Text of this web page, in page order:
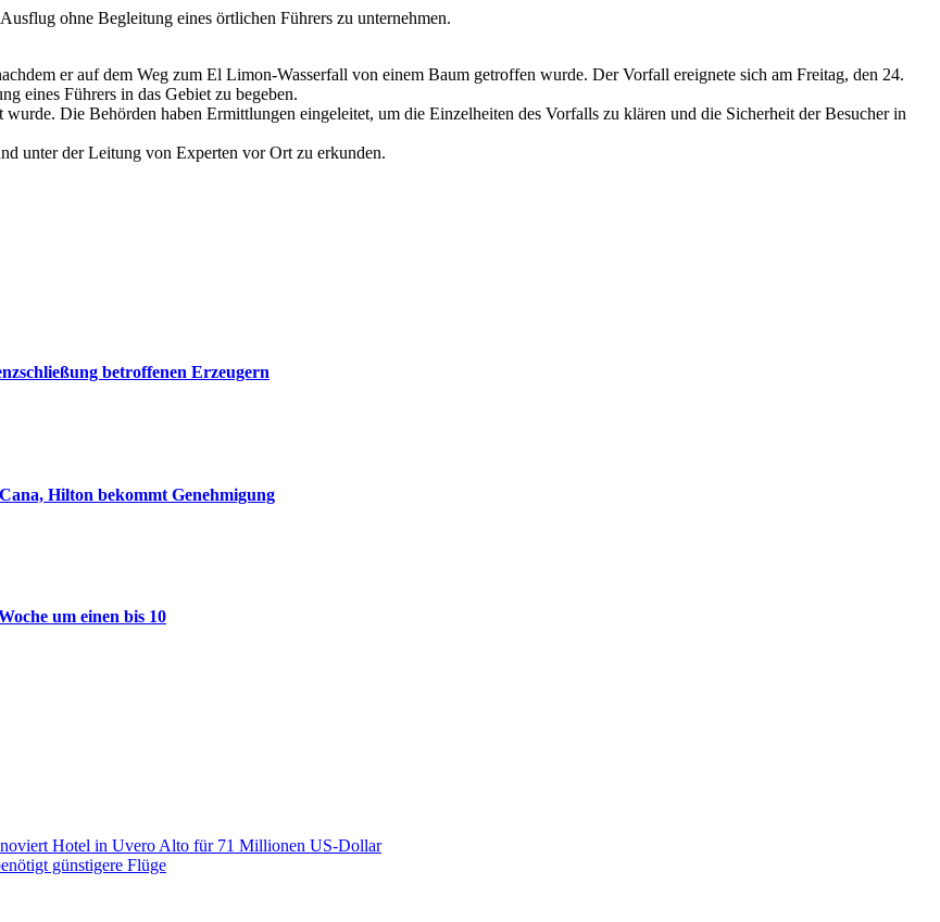
ohne Begleitung eines örtlichen Führers zu unternehmen.
er auf dem Weg zum El Limon-Wasserfall von einem Baum getroffen wurde. Der Vorfall ereignete sich am Freitag, den 24.
eines Führers in das Gebiet zu begeben.
Die Behörden haben Ermittlungen eingeleitet, um die Einzelheiten des Vorfalls zu klären und die Sicherheit der Besucher in
unter der Leitung von Experten vor Ort zu erkunden.
betroffenen Erzeugern
Hilton bekommt Genehmigung
um einen bis 10
Hotel in Uvero Alto für 71 Millionen US-Dollar
günstigere Flüge